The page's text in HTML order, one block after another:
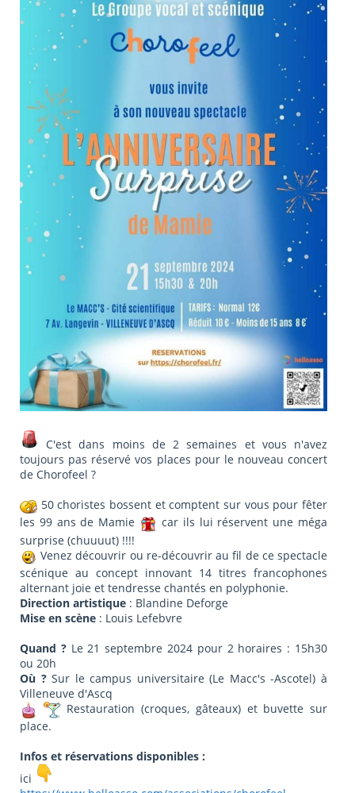
C'est dans moins de 2 semaines et vous n'avez
toujours pas réservé vos places pour le nouveau concert
de Chorofeel ?
50 choristes bossent et comptent sur vous pour fêter
les 99 ans de Mamie
car ils lui réservent une méga
surprise (chuuuut) !!!!
Venez découvrir ou re-découvrir au fil de ce spectacle
scénique au concept innovant 14 titres francophones
alternant joie et tendresse chantés en polyphonie.
Direction artistique : Blandine Deforge
Mise en scène : Louis Lefebvre
Quand ?Le 21 septembre 2024 pour 2 horaires : 15h30
ou 20h
Où ?Sur le campus universitaire (Le Macc's -Ascotel) à
Villeneuve d'Ascq
Restauration (croques, gâteaux) et buvette sur
place.
Infos et réservations disponibles :
ici